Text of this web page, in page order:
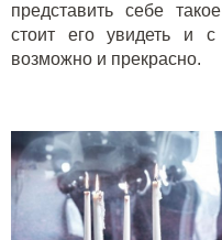
представить себе
стоит его увидеть и
возможно и прекрасно.